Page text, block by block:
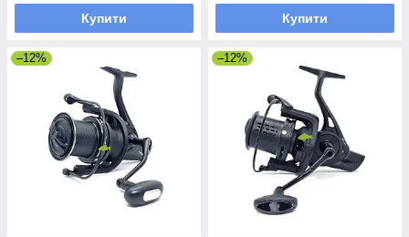
Купити Купити
–12% –12%